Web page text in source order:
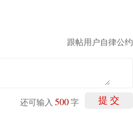
跟帖用户自律公约
提 交
还可输入 500 字